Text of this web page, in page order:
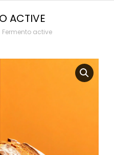
ACTIVE
Fermento active